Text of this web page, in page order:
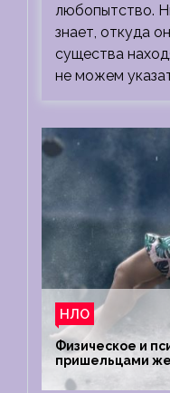
любопытство.
знает, откуда
существа
не можем
НЛО
Физическое и
пришельцами